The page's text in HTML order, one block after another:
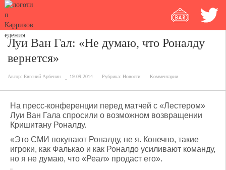
Луи Ван Гал: «Не думаю, что Роналду
вернется»
Автор: Евгений Арбенин 19.09.2014 Рубрика: Новости Комментарии
На пресс-конференции перед матчей с «Лестером»
Луи Ван Гала спросили о возможном возвращении
Кришитану Роналду.
«Это СМИ покупают Роналду, не я. Конечно, такие
игроки, как Фалькао и как Роналдо усиливают команду,
но я не думаю, что «Реал» продаст его».